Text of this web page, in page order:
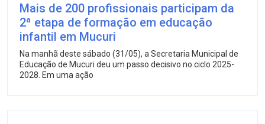
Mais de 200 profissionais participam da
2ª etapa de formação em educação
infantil em Mucuri
Na manhã deste sábado (31/05), a Secretaria Municipal de
Educação de Mucuri deu um passo decisivo no ciclo 2025-
2028. Em uma ação